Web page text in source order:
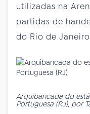
utilizadas na
partidas de
do Rio de
Arquibancada do
Portuguesa (RJ), por